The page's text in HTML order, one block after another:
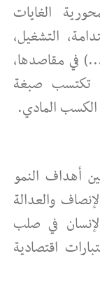
الغايات
التشغيل،
في مقاصدها،
تكتسب صبغة
الكسب المادي.
أهداف النمو
والعدالة
في صلب
اقتصادية